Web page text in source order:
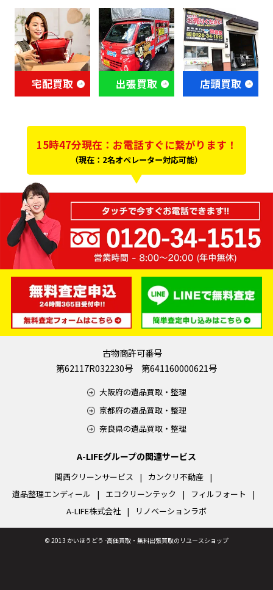
宅配買取 出張買取 店頭買取
15時47分現在：お電話すぐに繋がります！
（現在：2名オペレーター対応可能）
古物商許可番号
第62117R032230号 第641160000621号
大阪府の遺品買取・整理
京都府の遺品買取・整理
奈良県の遺品買取・整理
A-LIFEグループの関連サービス
関西クリーンサービス
カンクリ不動産
遺品整理エンディール
エコクリーンテック
フィルフォート
A-LIFE株式会社
リノベーションラボ
© 2013 かいほうどう -高価買取・無料出張買取のリユースショップ